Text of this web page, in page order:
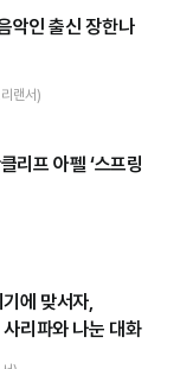
악인 출신 장한나
랜서)
리프 아펠 ‘스프링
에 맞서자,
리파와 나눈 대화